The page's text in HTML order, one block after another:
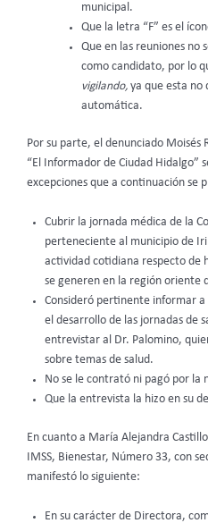
municipal.
Que la letra “F” es el
Que en las reuniones no
como candidato, por lo
vigilando,ya que esta no
automática.
Por su parte, el denunciado
“El Informador de Ciudad Hidalgo”
excepciones que a continuación se
Cubrir la jornada médica de la
perteneciente al municipio de
actividad cotidiana respecto de
se generen en la región oriente
Consideró pertinente informar
el desarrollo de las jornadas de
entrevistar al Dr. Palomino,
sobre temas de salud.
No se le contrató ni pagó por la
Que la entrevista la hizo en su
En cuanto a María Alejandra
IMSS, Bienestar, Número 33, con
manifestó lo siguiente:
En su carácter de Directora,